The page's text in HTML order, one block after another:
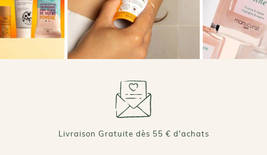
Livraison Gratuite dès 55 € d'achats